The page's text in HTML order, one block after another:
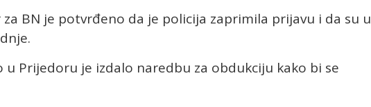
BN je potvrđeno da je policija zaprimila prijavu i da su u
u Prijedoru je izdalo naredbu za obdukciju kako bi se